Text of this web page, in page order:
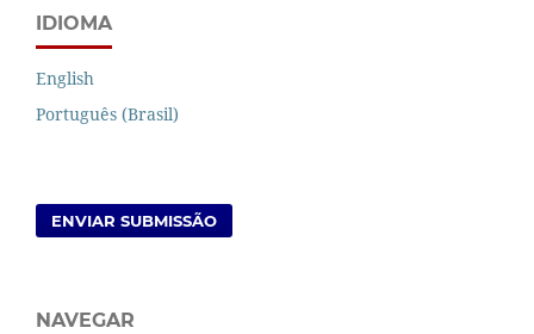
IDIOMA
English
Português (Brasil)
ENVIAR SUBMISSÃO
NAVEGAR